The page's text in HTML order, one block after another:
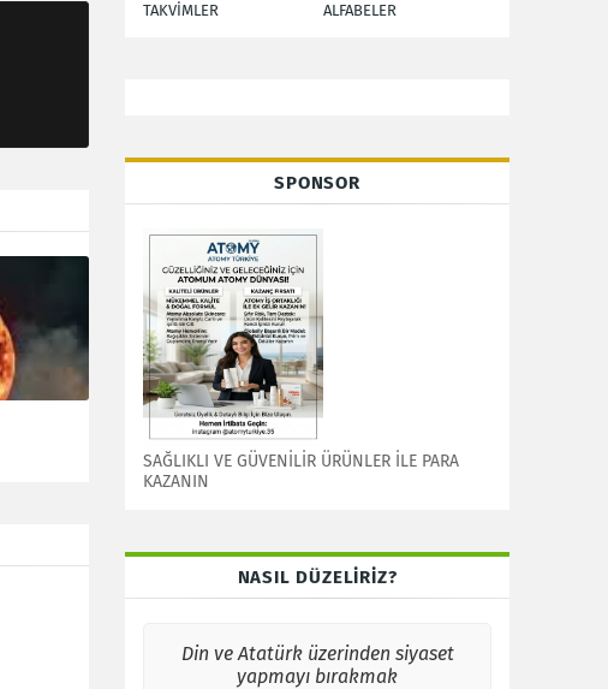
TAKVİMLER ALFABELER
SPONSOR
SAĞLIKLI VE GÜVENİLİR ÜRÜNLER İLE PARA
KAZANIN
NASIL DÜZELİRİZ?
Din ve Atatürk üzerinden siyaset
yapmayı bırakmak